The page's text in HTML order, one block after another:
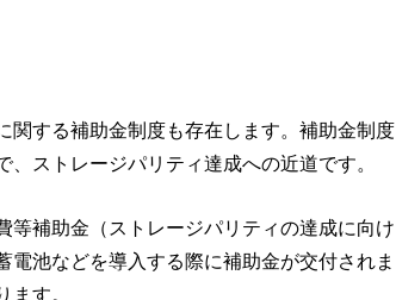
関する補助金制度も存在します。補助金制度
ストレージパリティ達成への近道です。
補助金（ストレージパリティの達成に向け
池などを導入する際に補助金が交付されま
す。